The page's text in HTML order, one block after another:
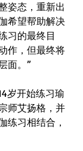
姿态，重新出
希望帮助解决
习的最终目
作，但最终将
面。”
岁开始练习瑜
师艾扬格，并
练习相结合，